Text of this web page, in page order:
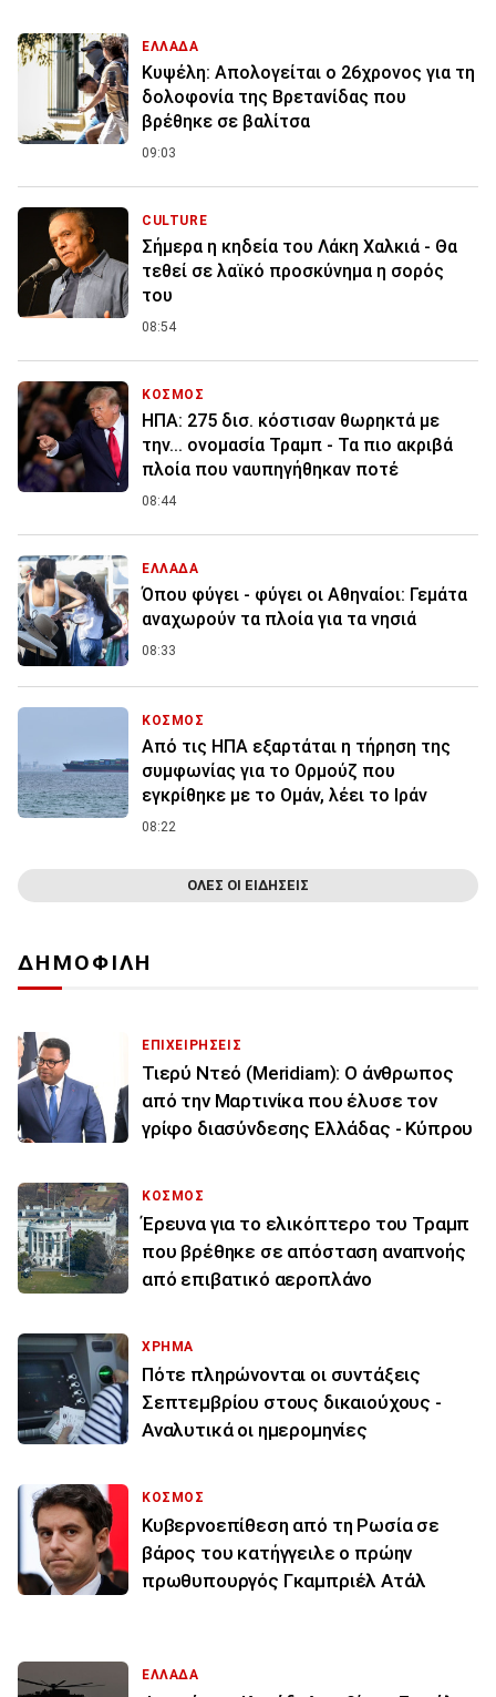
ΕΛΛΑΔΑ
Κυψέλη: Απολογείται ο 26χρονος για τη
δολοφονία της Βρετανίδας που
βρέθηκε σε βαλίτσα
09:03
CULTURE
Σήμερα η κηδεία του Λάκη Χαλκιά - Θα
τεθεί σε λαϊκό προσκύνημα η σορός
του
08:54
ΚΟΣΜΟΣ
ΗΠΑ: 275 δισ. κόστισαν θωρηκτά με
την... ονομασία Τραμπ - Τα πιο ακριβά
πλοία που ναυπηγήθηκαν ποτέ
08:44
ΕΛΛΑΔΑ
Όπου φύγει - φύγει οι Αθηναίοι: Γεμάτα
αναχωρούν τα πλοία για τα νησιά
08:33
ΚΟΣΜΟΣ
Από τις ΗΠΑ εξαρτάται η τήρηση της
συμφωνίας για το Ορμούζ που
εγκρίθηκε με το Ομάν, λέει το Ιράν
08:22
ΟΛΕΣ ΟΙ ΕΙΔΗΣΕΙΣ
ΔΗΜΟΦΙΛΗ
ΕΠΙΧΕΙΡΗΣΕΙΣ
Τιερύ Ντεό (Meridiam): Ο άνθρωπος
από την Μαρτινίκα που έλυσε τον
γρίφο διασύνδεσης Ελλάδας - Κύπρου
ΚΟΣΜΟΣ
Έρευνα για το ελικόπτερο του Τραμπ
που βρέθηκε σε απόσταση αναπνοής
από επιβατικό αεροπλάνο
ΧΡΗΜΑ
Πότε πληρώνονται οι συντάξεις
Σεπτεμβρίου στους δικαιούχους -
Αναλυτικά οι ημερομηνίες
ΚΟΣΜΟΣ
Κυβερνοεπίθεση από τη Ρωσία σε
βάρος του κατήγγειλε ο πρώην
πρωθυπουργός Γκαμπριέλ Ατάλ
ΕΛΛΑΔΑ